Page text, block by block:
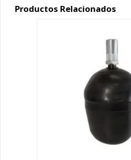
Productos Relacionados